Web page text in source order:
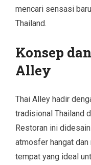
mencari sensasi
Thailand.
Konsep
Alley
Thai Alley hadir
tradisional Thailand
Restoran ini
atmosfer hangat dan
tempat yang ideal